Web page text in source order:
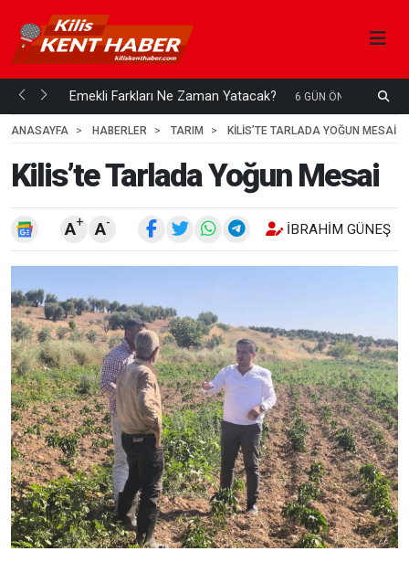
mi... Emekli Farkları Ne Zaman Yatacak? 6 GÜN ÖNCE
ANASAYFA
HABERLER TARIM KILIS’TE TARLADA YOĞUN MESAI
Kilis’te Tarlada Yoğun Mesai
A+ A- İBRAHIM GÜNEŞ